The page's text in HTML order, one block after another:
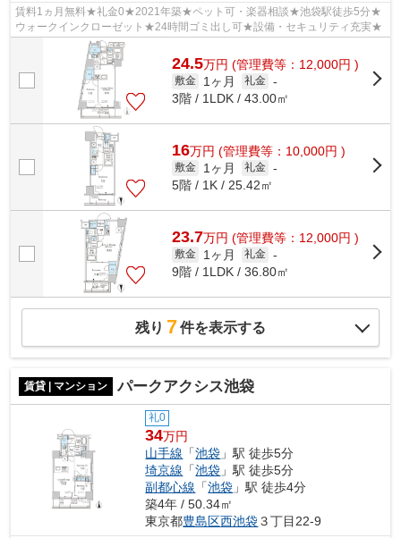
賃料1ヵ月無料★礼金0★2021年築★ペット可・楽器相談★池袋駅徒歩5分★
ウォークインクローゼット★24時間ゴミ出し可★設備・セキュリティ充実★
24.5万円 (管理費等：12,000円 )
敷金 1ヶ月 礼金 -
3階 / 1LDK / 43.00㎡
16万円 (管理費等：10,000円 )
敷金 1ヶ月 礼金 -
5階 / 1K / 25.42㎡
23.7万円 (管理費等：12,000円 )
敷金 1ヶ月 礼金 -
9階 / 1LDK / 36.80㎡
残り 7件を表示する
賃貸 | マンション パークアクシス池袋
礼0
34万円
山手線 「池袋 」駅 徒歩5分
埼京線 「池袋 」駅 徒歩5分
副都心線 「池袋 」駅 徒歩4分
築4年 / 50.34㎡
東京都豊島区西池袋３丁目22-9